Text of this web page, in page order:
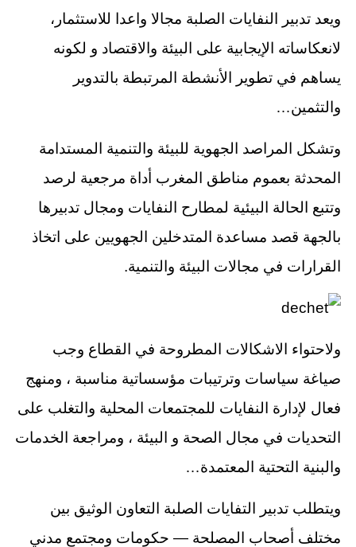
ويعد تدبير النفايات الصلبة مجالا واعدا للاستثمار،
لانعكاساته الإيجابية على البيئة والاقتصاد و لكونه
يساهم في تطوير الأنشطة المرتبطة بالتدوير
والتثمين…
وتشكل المراصد الجهوية للبيئة والتنمية المستدامة
المحدثة بعموم مناطق المغرب أداة مرجعية لرصد
وتتبع الحالة البيئية لمطارح النفايات ومجال تدبيرها
بالجهة قصد مساعدة المتدخلين الجهويين على اتخاذ
القرارات في مجالات البيئة والتنمية.
ولاحتواء الاشكالات المطروحة في القطاع وجب
صياغة سياسات وترتيبات مؤسساتية مناسبة ، ومنهج
فعال لإدارة النفايات للمجتمعات المحلية والتغلب على
التحديات في مجال الصحة و البيئة ، ومراجعة الخدمات
والبنية التحتية المعتمدة…
ويتطلب تدبير التفايات الصلبة التعاون الوثيق بين
مختلف أصحاب المصلحة — حكومات ومجتمع مدني